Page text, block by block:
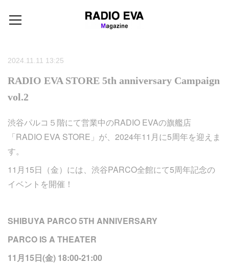
2024.11.11 13:25
RADIO EVA STORE 5th anniversary Campaign
vol.2
渋谷パルコ５階にて営業中のRADIO EVAの旗艦店
「RADIO EVA STORE」が、2024年11月に5周年を迎えま
す。
11月15日（金）には、渋谷PARCO全館にて5周年記念の
イベントを開催！
SHIBUYA PARCO 5TH ANNIVERSARY
PARCO IS A THEATER
11月15日(金) 18:00-21:00